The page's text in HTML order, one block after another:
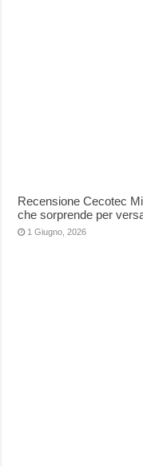
Recensione Cecotec
che sorprende per
1 Giugno, 2026